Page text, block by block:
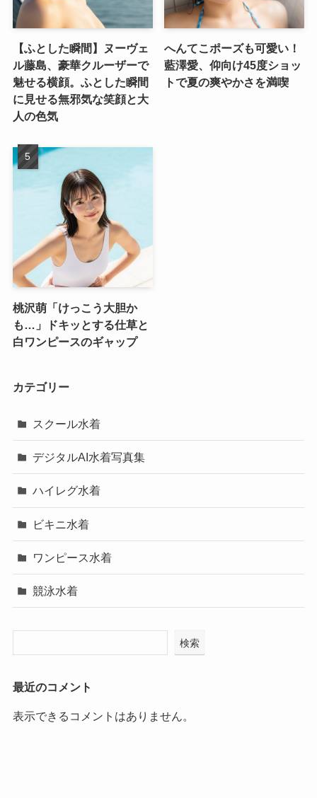
【ふとした瞬間】ヌーヴェ
ル藤島、豪華クルーザーで
魅せる横顔。ふとした瞬間
に見せる無邪気な笑顔と大
人の色気
へんてこポーズも可愛い！
藍澤愛、仰向け45度ショッ
トで夏の爽やかさを満喫
桃沢萌「けっこう大胆か
も…」ドキッとする仕草と
白ワンピースのギャップ
カテゴリー
スクール水着
デジタルAI水着写真集
ハイレグ水着
ビキニ水着
ワンピース水着
競泳水着
検索
最近のコメント
表示できるコメントはありません。